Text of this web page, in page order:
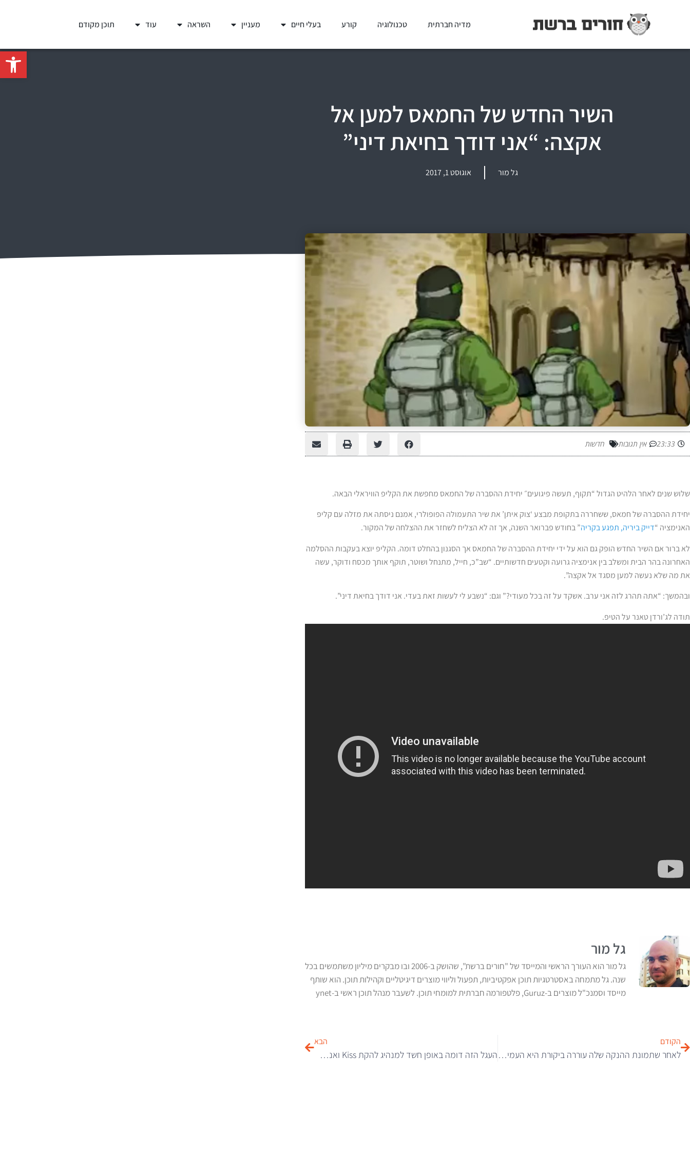
פתח
מדיה חברתית טכנולוגיה קורע בעלי חיים מעניין השראה עוד תוכן מקודם
השיר החדש של החמאס למען אל
אקצה: “אני דודך בחיאת דיני”
גל מור אוגוסט 1, 2017
23:33 אין תגובות חדשות
שלוש שנים לאחר הלהיט הגדול “תקוף, תעשה פיגועים״ יחידת ההסברה של החמאס מחפשת את הקליפ הוויראלי הבאה.
יחידת ההסברה של חמאס, ששחררה בתקופת מבצע ‘צוק איתן’ את שיר התעמולה הפופולרי, אמנם ניסתה את מזלה עם קליפ
האנימציה “דייק ביריה, תפגע בקריה” בחודש פברואר השנה, אך זה לא הצליח לשחזר את ההצלחה של המקור.
לא ברור אם השיר החדש הופק גם הוא על ידי יחידת ההסברה של החמאס אך הסגנון בהחלט דומה. הקליפ יוצא בעקבות ההסלמה
האחרונה בהר הבית ומשלב בין אנימציה גרועה וקטעים חדשותיים. “שב”כ, חייל, מתנחל ושוטר, תוקף אותך מכסח ודוקר, עשה
את מה שלא נעשה למען מסגד אל אקצה”.
ובהמשך: “אתה תהרג לזה אני ערב. אשקד על זה בכל מעודי?” וגם: “נשבע לי לעשות זאת בעדי. אני דודך בחיאת דיני”.
תודה לג’ורדן טאנר על הטיפ.
גל מור
גל מור הוא העורך הראשי והמייסד של "חורים ברשת", שהושק ב-2006 ובו מבקרים מיליון משתמשים בכל
שנה. גל מתמחה באסטרטגיות תוכן אפקטיביות, תפעול וליווי מוצרים דיגיטליים וקהילות תוכן. הוא שותף
מייסד וסמנכ"ל מוצרים ב-Guruz, פלטפורמה חברתית למומחי תוכן. לשעבר מנהל תוכן ראשי ב-ynet
הקודם
לאחר שתמונת ההנקה שלה עוררה ביקורת היא העמידה את המבקרים במקום עם התגובה הזו
הבא
העגל הזה דומה באופן חשד למנהיג להקת Kiss ואנשים דורשים תשובות